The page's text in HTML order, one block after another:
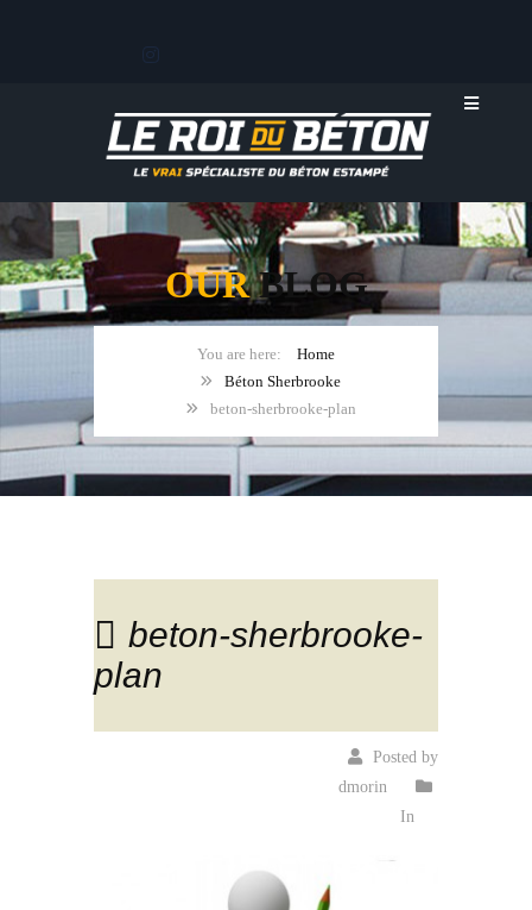
OURBLOG
Home
Béton Sherbrooke
beton-sherbrooke-plan
beton-sherbrooke-
plan
Posted by
dmorin
In